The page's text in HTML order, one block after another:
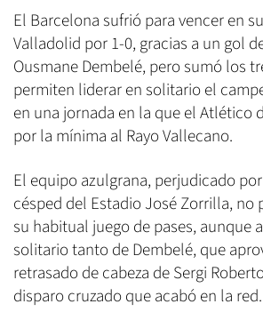
El Barcelona sufrió para vencer en
Valladolid por 1-0, gracias a un gol
Ousmane Dembelé, pero sumó los
permiten liderar en solitario el
en una jornada en la que el Atlético
por la mínima al Rayo Vallecano.
El equipo azulgrana, perjudicado
césped del Estadio José Zorrilla, no
su habitual juego de pases, aunque
solitario tanto de Dembelé, que
retrasado de cabeza de Sergi
disparo cruzado que acabó en la red.